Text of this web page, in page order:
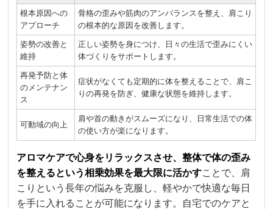
根本原因への
アプローチ
骨格の歪みや筋肉のアンバランスを整え、肩こり
の根本的な原因を改善します。
姿勢の改善と
維持
正しい姿勢を身につけ、日々の生活で歪みにくい
体づくりをサポートします。
再発予防と体
のメンテナン
ス
症状がなくても定期的に体を整えることで、肩こ
りの再発を防ぎ、健康な状態を維持します。
可動域の向上
肩や首の動きがスムーズになり、日常生活での体
の使い方が楽になります。
アロマケアで心身をリラックスさせ、整体で体の歪み
を整えるという相乗効果を最大限に活かすことで、肩
こりという長年の悩みを克服し、軽やかで快適な毎日
を手に入れることが可能になります。自宅でのケアと